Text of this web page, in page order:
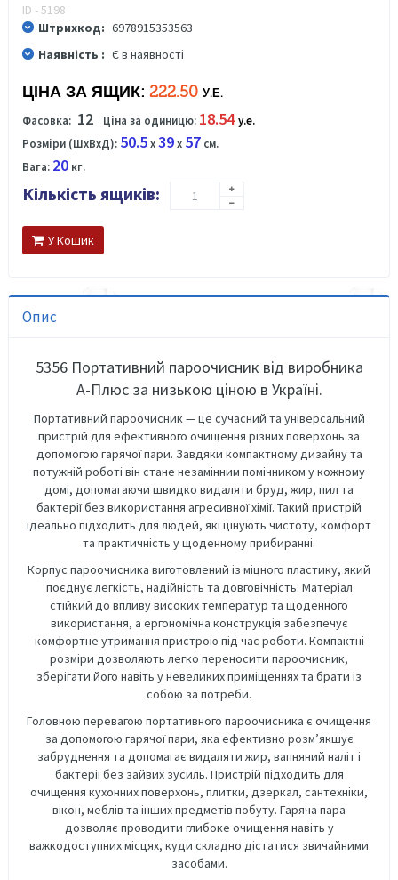
ID - 5198
Штрихкод: 6978915353563
Наявність : Є в наявності
ЦІНА ЗА ЯЩИК: 222.50 У.Е.
Фасовка: 12 Ціна за одиницю: 18.54у.е.
Розміри (ШхВхД): 50.5x39x 57 см.
Вага: 20 кг.
Кількість ящиків:
У Кошик
Опис
5356 Портативний пароочисник від виробника
А-Плюс за низькою ціною в Україні.
Портативний пароочисник — це сучасний та універсальний
пристрій для ефективного очищення різних поверхонь за
допомогою гарячої пари. Завдяки компактному дизайну та
потужній роботі він стане незамінним помічником у кожному
домі, допомагаючи швидко видаляти бруд, жир, пил та
бактерії без використання агресивної хімії. Такий пристрій
ідеально підходить для людей, які цінують чистоту, комфорт
та практичність у щоденному прибиранні.
Корпус пароочисника виготовлений із міцного пластику, який
поєднує легкість, надійність та довговічність. Матеріал
стійкий до впливу високих температур та щоденного
використання, а ергономічна конструкція забезпечує
комфортне утримання пристрою під час роботи. Компактні
розміри дозволяють легко переносити пароочисник,
зберігати його навіть у невеликих приміщеннях та брати із
собою за потреби.
Головною перевагою портативного пароочисника є очищення
за допомогою гарячої пари, яка ефективно розм’якшує
забруднення та допомагає видаляти жир, вапняний наліт і
бактерії без зайвих зусиль. Пристрій підходить для
очищення кухонних поверхонь, плитки, дзеркал, сантехніки,
вікон, меблів та інших предметів побуту. Гаряча пара
дозволяє проводити глибоке очищення навіть у
важкодоступних місцях, куди складно дістатися звичайними
засобами.